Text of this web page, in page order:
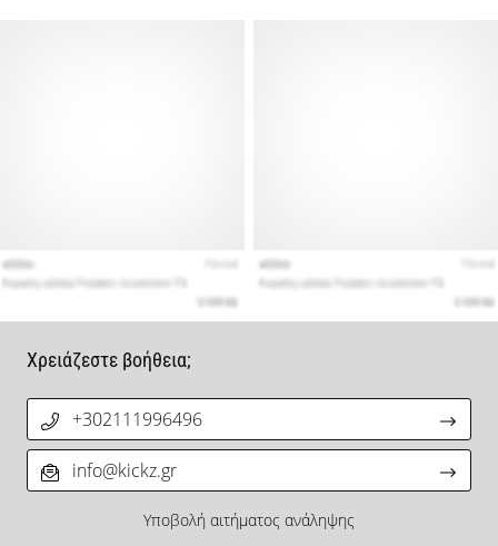
Χρειάζεστε βοήθεια;
+302111996496
info@kickz.gr
Υποβολή αιτήματος ανάληψης